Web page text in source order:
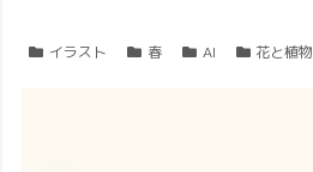
イラスト 春 AI 花と植物